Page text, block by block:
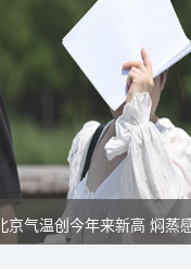
京气温创今年来新高 焖蒸